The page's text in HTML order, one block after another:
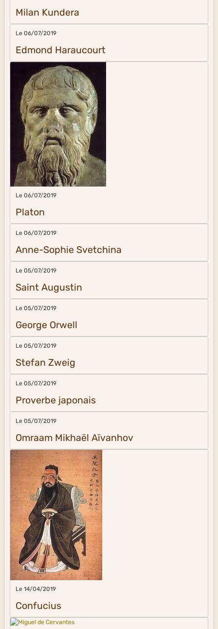
Milan Kundera
Le 06/07/2019
Edmond Haraucourt
Le 06/07/2019
Platon
Le 06/07/2019
Anne-Sophie Svetchina
Le 05/07/2019
Saint Augustin
Le 05/07/2019
George Orwell
Le 05/07/2019
Stefan Zweig
Le 05/07/2019
Proverbe japonais
Le 05/07/2019
Omraam Mikhaël Aïvanhov
Le 14/04/2019
Confucius